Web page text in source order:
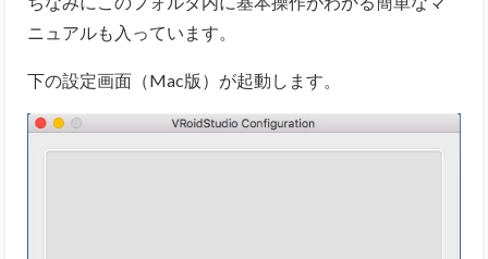
ニュアルも入っています。
下の設定画面（Mac版）が起動します。